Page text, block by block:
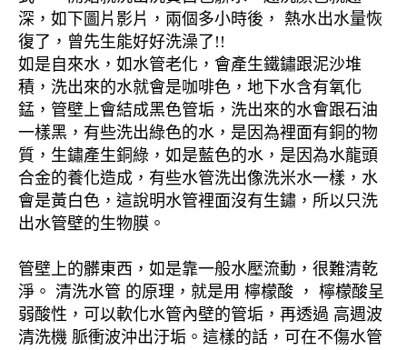
深，如下圖片影片，兩個多小時後， 熱水出水量恢
復了，曾先生能好好洗澡了!!
如是自來水，如水管老化，會產生鐵鏽跟泥沙堆
積，洗出來的水就會是咖啡色，地下水含有氧化
錳，管壁上會結成黑色管垢，洗出來的水會跟石油
一樣黑，有些洗出綠色的水，是因為裡面有銅的物
質，生鏽產生銅綠，如是藍色的水，是因為水龍頭
合金的養化造成，有些水管洗出像洗米水一樣，水
會是黃白色，這說明水管裡面沒有生鏽，所以只洗
出水管壁的生物膜。
管壁上的髒東西，如是靠一般水壓流動，很難清乾
淨。 清洗水管 的原理，就是用 檸檬酸 ， 檸檬酸呈
弱酸性，可以軟化水管內壁的管垢，再透過 高週波
清洗機 脈衝波沖出汙垢。這樣的話，可在不傷水管